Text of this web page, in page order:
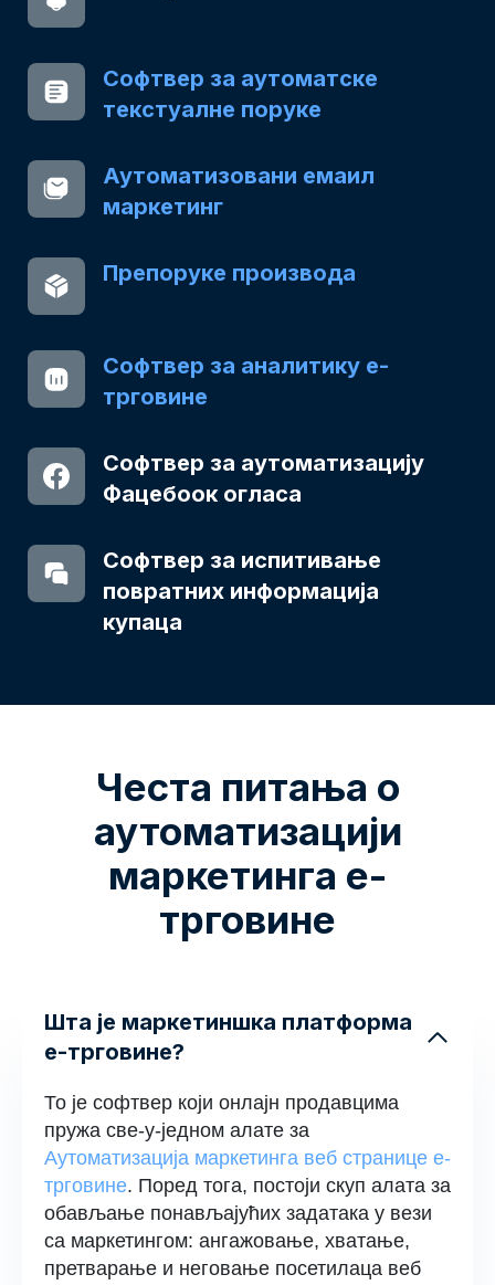
Софтвер за аутоматске
текстуалне поруке
Аутоматизовани емаил
маркетинг
Препоруке производа
Софтвер за аналитику е-
трговине
Софтвер за аутоматизацију
Фацебоок огласа
Софтвер за испитивање
повратних информација
купаца
Честа питања о
аутоматизацији
маркетинга е-
трговине
Шта је маркетиншка платформа
е-трговине?
То је софтвер који онлајн продавцима
пружа све-у-једном алате за
Аутоматизација маркетинга веб странице е-
трговине. Поред тога, постоји скуп алата за
обављање понављајућих задатака у вези
са маркетингом: ангажовање, хватање,
претварање и неговање посетилаца веб